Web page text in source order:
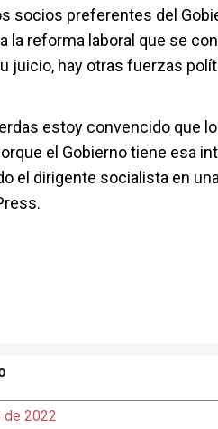
socios preferentes del
la reforma laboral que se
juicio, hay otras fuerzas
estoy convencido que
el Gobierno tiene esa
el dirigente socialista en
de 2022